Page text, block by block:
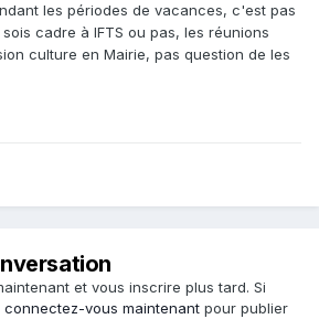
les périodes de vacances, c'est pas
cadre à IFTS ou pas, les réunions
culture en Mairie, pas question de les
et vous inscrire plus tard. Si
connectez-vous maintenant pour publier